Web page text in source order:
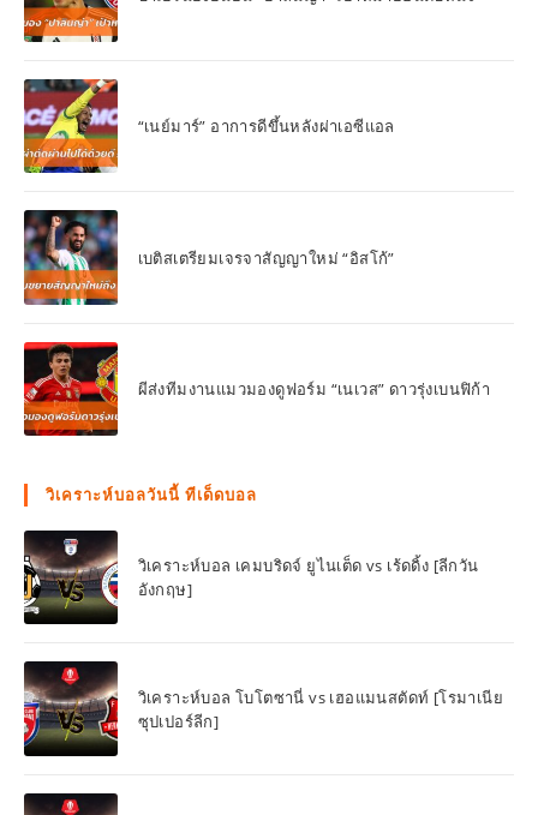
“เนย์มาร์” อาการดีขึ้นหลังผ่าเอซีแอล
เบติสเตรียมเจรจาสัญญาใหม่ “อิสโก้”
ผีส่งทีมงานแมวมองดูฟอร์ม “เนเวส” ดาวรุ่งเบนฟิก้า
วิเคราะห์บอลวันนี้ ทีเด็ดบอล
วิเคราะห์บอล เคมบริดจ์ ยูไนเต็ด vs เร้ดดิ้ง [ลีกวัน
อังกฤษ]
วิเคราะห์บอล โบโตซานี่ vs เฮอแมนสตัดท์ [โรมาเนีย
ซุปเปอร์ลีก]